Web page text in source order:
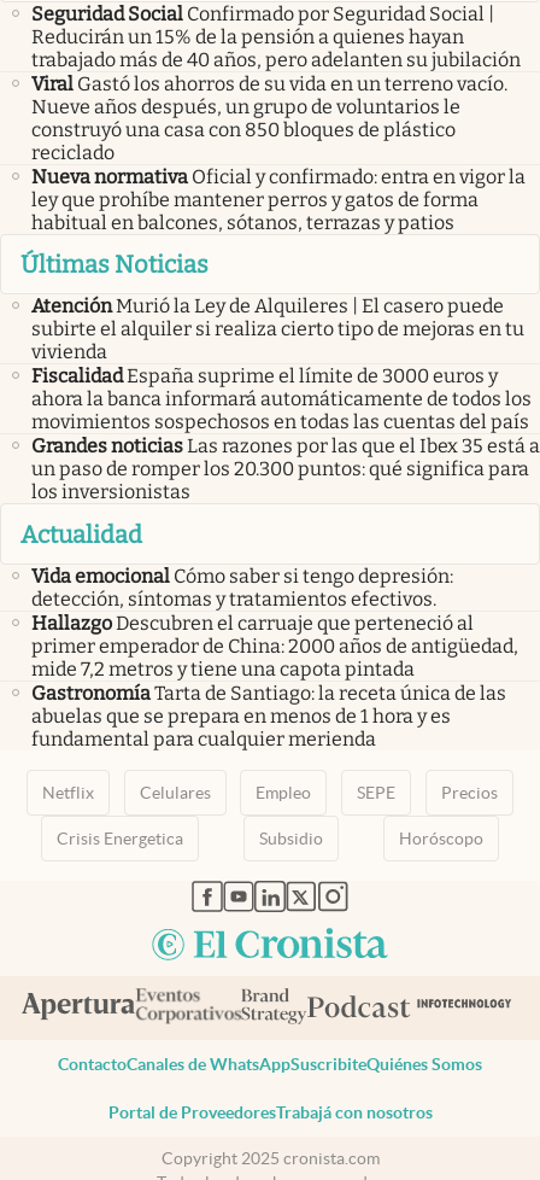
Seguridad Social Confirmado por Seguridad Social |
Reducirán un 15% de la pensión a quienes hayan
trabajado más de 40 años, pero adelanten su jubilación
Viral Gastó los ahorros de su vida en un terreno vacío.
Nueve años después, un grupo de voluntarios le
construyó una casa con 850 bloques de plástico
reciclado
Nueva normativa Oficial y confirmado: entra en vigor la
ley que prohíbe mantener perros y gatos de forma
habitual en balcones, sótanos, terrazas y patios
Últimas Noticias
AtenciónMurió la Ley de Alquileres | El casero puede
subirte el alquiler si realiza cierto tipo de mejoras en tu
vivienda
FiscalidadEspaña suprime el límite de 3000 euros y
ahora la banca informará automáticamente de todos los
movimientos sospechosos en todas las cuentas del país
Grandes noticiasLas razones por las que el Ibex 35 está a
un paso de romper los 20.300 puntos: qué significa para
los inversionistas
Actualidad
Vida emocional Cómo saber si tengo depresión:
detección, síntomas y tratamientos efectivos.
HallazgoDescubren el carruaje que perteneció al
primer emperador de China: 2000 años de antigüedad,
mide 7,2 metros y tiene una capota pintada
GastronomíaTarta de Santiago: la receta única de las
abuelas que se prepara en menos de 1 hora y es
fundamental para cualquier merienda
Netflix Celulares Empleo SEPE Precios
Crisis Energetica Subsidio Horóscopo
abre en nueva pestaña
abre en nueva pestaña
abre en nueva pestaña
abre en nueva pestaña
abre en nueva pestaña
ContactoCanales de WhatsAppSuscribiteQuiénes Somos
Portal de ProveedoresTrabajá con nosotros
Copyright 2025 cronista.com